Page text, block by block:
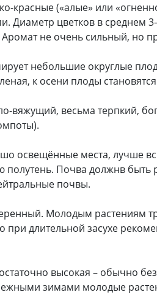
красные («алые» или
Диаметр цветков в среднем
не очень сильный, но
небольшие округлые
к осени плоды
вяжущий, весьма терпкий,
освещённые места, лучше
полутень. Почва должнв
почвы.
Молодым растениям
при длительной засухе
высокая – обычно
зимами молодые